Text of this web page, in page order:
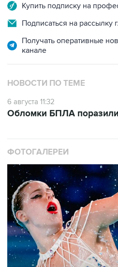
Купить подписку на
Подписаться на рассылку
Получать оперативные
канале
НОВОСТИ ПО ТЕМЕ
6 августа 11:32
Обломки БПЛА
ФОТОГАЛЕРЕИ